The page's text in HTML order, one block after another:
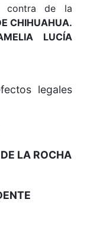
contra de la
CHIHUAHUA.
LUCÍA
legales
LA ROCHA